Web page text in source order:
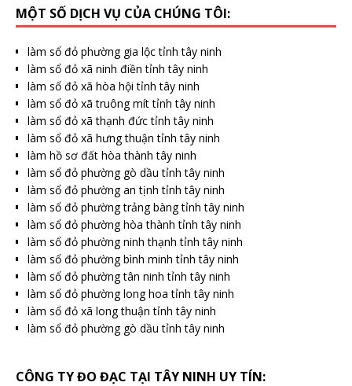
MỘT SỐ DỊCH VỤ CỦA CHÚNG TÔI:
làm sổ đỏ phường gia lộc tỉnh tây ninh
làm sổ đỏ xã ninh điền tỉnh tây ninh
làm sổ đỏ xã hòa hội tỉnh tây ninh
làm sổ đỏ xã truông mít tỉnh tây ninh
làm sổ đỏ xã thạnh đức tỉnh tây ninh
làm sổ đỏ xã hưng thuận tỉnh tây ninh
làm hồ sơ đất hòa thành tây ninh
làm sổ đỏ phường gò dầu tỉnh tây ninh
làm sổ đỏ phường an tịnh tỉnh tây ninh
làm sổ đỏ phường trảng bàng tỉnh tây ninh
làm sổ đỏ phường hòa thành tỉnh tây ninh
làm sổ đỏ phường ninh thạnh tỉnh tây ninh
làm sổ đỏ phường bình minh tỉnh tây ninh
làm sổ đỏ phường tân ninh tỉnh tây ninh
làm sổ đỏ phường long hoa tỉnh tây ninh
làm sổ đỏ xã long thuận tỉnh tây ninh
làm sổ đỏ phường gò dầu tỉnh tây ninh
CÔNG TY ĐO ĐẠC TẠI TÂY NINH UY TÍN: